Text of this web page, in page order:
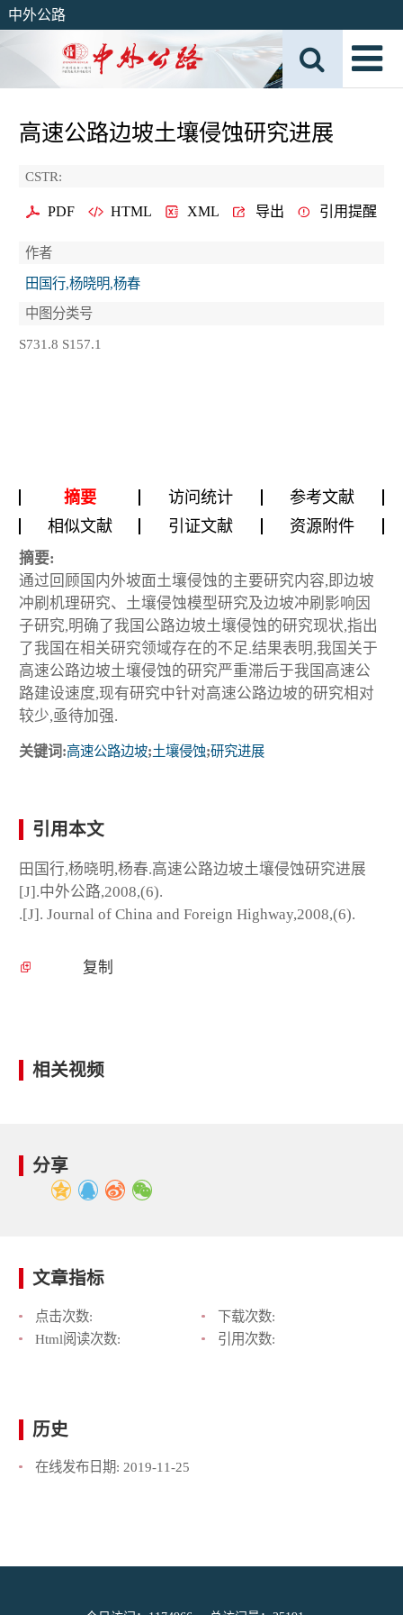
中外公路
高速公路边坡土壤侵蚀研究进展
CSTR:
PDF HTML XML 导出 引用提醒
作者
田国行,杨晓明,杨春
中图分类号
S731.8 S157.1
摘要 访问统计
参考文献
相似文献
引证文献 资源附件
摘要:
通过回顾国内外坡面土壤侵蚀的主要研究内容,即边坡
冲刷机理研究、土壤侵蚀模型研究及边坡冲刷影响因
子研究,明确了我国公路边坡土壤侵蚀的研究现状,指出
了我国在相关研究领域存在的不足.结果表明,我国关于
高速公路边坡土壤侵蚀的研究严重滞后于我国高速公
路建设速度,现有研究中针对高速公路边坡的研究相对
较少,亟待加强.
关键词:高速公路边坡;土壤侵蚀;研究进展
引用本文
田国行,杨晓明,杨春.高速公路边坡土壤侵蚀研究进展
[J].中外公路,2008,(6).
.[J]. Journal of China and Foreign Highway,2008,(6).
复制
相关视频
分享
文章指标
点击次数:
下载次数:
Html阅读次数:
引用次数:
历史
在线发布日期: 2019-11-25